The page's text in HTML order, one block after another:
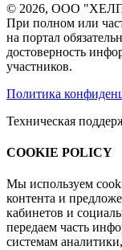
© 2026, ООО
При полном или
на портал
достоверность
участников.
Политика
Техническая
COOKIE POLICY
Мы используем
контента и
кабинетов и
передаем часть
системам